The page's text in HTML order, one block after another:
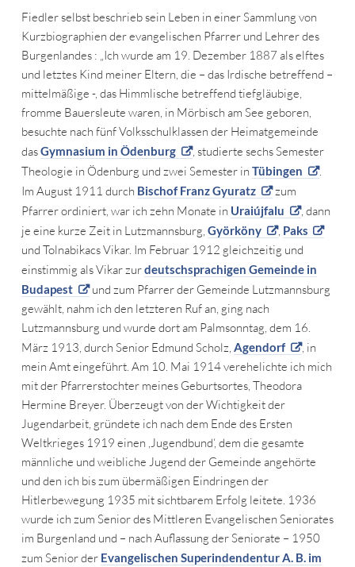
Fiedler selbst beschrieb sein Leben in einer Sammlung von
Kurzbiographien der evangelischen Pfarrer und Lehrer des
Burgenlandes : „Ich wurde am 19. Dezember 1887 als elftes
und letztes Kind meiner Eltern, die – das Irdische betreffend –
mittelmäßige -, das Himmlische betreffend tiefgläubige,
fromme Bauersleute waren, in Mörbisch am See geboren,
besuchte nach fünf Volksschulklassen der Heimatgemeinde
dasGymnasium in Ödenburg
, studierte sechs Semester
Theologie in Ödenburg und zwei Semester in Tübingen
.
Im August 1911 durch Bischof Franz Gyuratz
zum
Pfarrer ordiniert, war ich zehn Monate in Uraiújfalu
, dann
je eine kurze Zeit in Lutzmannsburg, Györköny , Paks
und Tolnabikacs Vikar. Im Februar 1912 gleichzeitig und
einstimmig als Vikar zurdeutschsprachigen Gemeinde in
Budapest
und zum Pfarrer der Gemeinde Lutzmannsburg
gewählt, nahm ich den letzteren Ruf an, ging nach
Lutzmannsburg und wurde dort am Palmsonntag, dem 16.
März 1913, durch Senior Edmund Scholz, Agendorf
, in
mein Amt eingeführt. Am 10. Mai 1914 verehelichte ich mich
mit der Pfarrerstochter meines Geburtsortes, Theodora
Hermine Breyer. Überzeugt von der Wichtigkeit der
Jugendarbeit, gründete ich nach dem Ende des Ersten
Weltkrieges 1919 einen ,Jugendbund‘, dem die gesamte
männliche und weibliche Jugend der Gemeinde angehörte
und den ich bis zum übermäßigen Eindringen der
Hitlerbewegung 1935 mit sichtbarem Erfolg leitete. 1936
wurde ich zum Senior des Mittleren Evangelischen Seniorates
im Burgenland und – nach Auflassung der Seniorate – 1950
zum Senior der Evangelischen Superindendentur A. B. im